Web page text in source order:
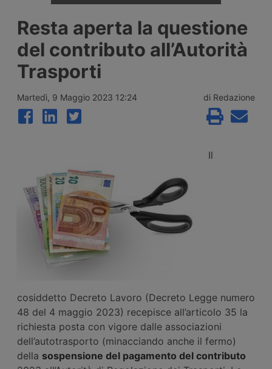
e potenziamento del personale Anas sulla
rete nazionale nel weekend che apre la
settimana di Ferragosto, con oltre 25
milioni di spostamenti attesi tra il 7 e il 9
agosto 2026.
Resta aperta la questione
del contributo all’Autorità
Trasporti
Martedì, 9 Maggio 2023 12:24 di Redazione
Il
cosiddetto Decreto Lavoro (Decreto Legge numero
48 del 4 maggio 2023) recepisce all’articolo 35 la
richiesta posta con vigore dalle associazioni
dell’autotrasporto (minacciando anche il fermo)
della sospensione del pagamento del contributo